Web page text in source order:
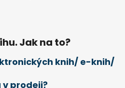
Jak na to?
knih/ e-knih/
prodeji?